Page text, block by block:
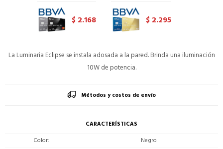
$ 2.168 $ 2.295
La Luminaria Eclipse se instala adosada a la pared. Brinda una iluminación
10W de potencia.
Métodos y costos de envío
CARACTERÍSTICAS
Color
Negro